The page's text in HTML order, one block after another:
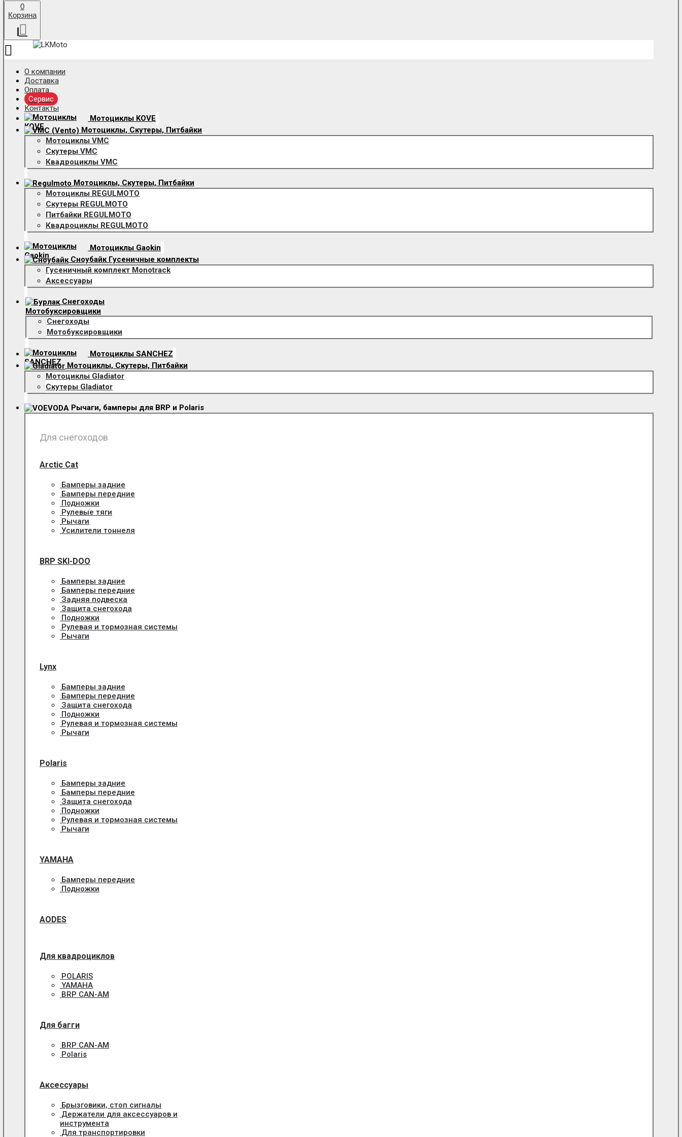
0
Корзина
О компании
Доставка
Оплата
Сервис
Контакты
Мотоциклы KOVE
Мотоциклы, Скутеры, Питбайки
Мотоциклы VMC
Скутеры VMC
Квадроциклы VMC
Мотоциклы, Скутеры, Питбайки
Мотоциклы REGULMOTO
Скутеры REGULMOTO
Питбайки REGULMOTO
Квадроциклы REGULMOTO
Мотоциклы Gaokin
Сноубайк Гусеничные комплекты
Гусеничный комплект Monotrack
Аксессуары
Снегоходы
Мотобуксировщики
Снегоходы
Мотобуксировщики
Мотоциклы SANCHEZ
Мотоциклы, Скутеры, Питбайки
Мотоциклы Gladiator
Скутеры Gladiator
Рычаги, бамперы для BRP и Polaris
Для снегоходов
Arctic Cat
Бамперы задние
Бамперы передние
Подножки
Рулевые тяги
Рычаги
Усилители тоннеля
BRP SKI-DOO
Бамперы задние
Бамперы передние
Задняя подвеска
Защита снегохода
Подножки
Рулевая и тормозная системы
Рычаги
Lynx
Бамперы задние
Бамперы передние
Защита снегохода
Подножки
Рулевая и тормозная системы
Рычаги
Polaris
Бамперы задние
Бамперы передние
Защита снегохода
Подножки
Рулевая и тормозная системы
Рычаги
YAMAHA
Бамперы передние
Подножки
AODES
Для квадроциклов
POLARIS
YAMAHA
BRP CAN-AM
Для багги
BRP CAN-AM
Polaris
Аксессуары
Брызговики, стоп сигналы
Держатели для аксессуаров и
инструмента
Для транспортировки